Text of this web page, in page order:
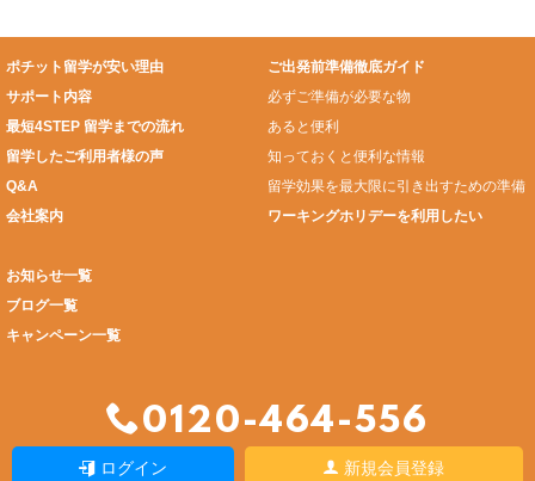
ポチット留学が安い理由
サポート内容
最短4STEP 留学までの流れ
留学したご利用者様の声
Q&A
会社案内
ご出発前準備徹底ガイド
必ずご準備が必要な物
あると便利
知っておくと便利な情報
留学効果を最大限に引き出すための準備
ワーキングホリデーを利用したい
お知らせ一覧
ブログ一覧
キャンペーン一覧
0120-464-556
ログイン 新規会員登録